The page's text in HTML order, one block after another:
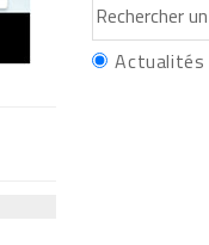
Actualités